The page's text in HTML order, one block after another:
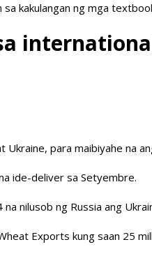
kakulangan ng mga
para maibiyahe na
ide-deliver sa Setyembre.
nilusob ng Russia ang
Exports kung saan 25